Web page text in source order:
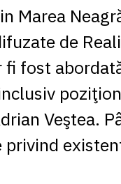
Marea
de
fost
Veştea.